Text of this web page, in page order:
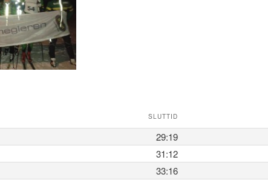
SLUTTID
29:19
31:12
33:16